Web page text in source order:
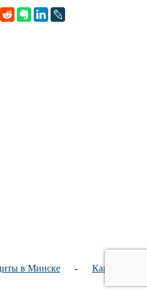
в Минске - Карта